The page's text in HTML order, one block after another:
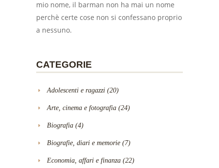
mio nome, il barman non ha mai un nome
perchè certe cose non si confessano proprio
a nessuno.
CATEGORIE
Adolescenti e ragazzi (20)
Arte, cinema e fotografia (24)
Biografia (4)
Biografie, diari e memorie (7)
Economia, affari e finanza (22)